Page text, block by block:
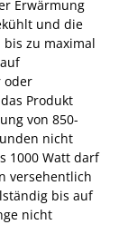
Erwärmung
und die
zu maximal
oder
Produkt
von 850-
nicht
1000 Watt darf
versehentlich
bis auf
nicht